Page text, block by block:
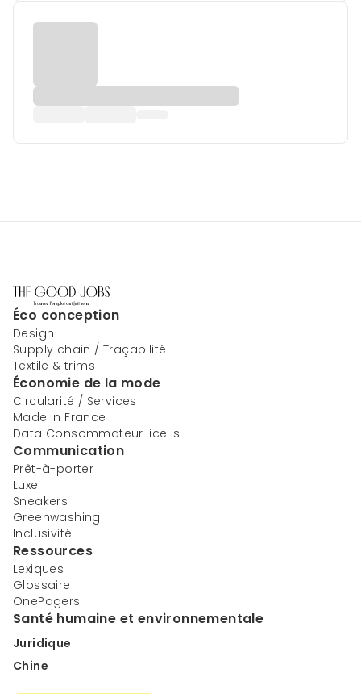
Éco conception
Design
Supply chain / Traçabilité
Textile & trims
Économie de la mode
Circularité / Services
Made in France
Data Consommateur-ice-s
Communication
Prêt-à-porter
Luxe
Sneakers
Greenwashing
Inclusivité
Ressources
Lexiques
Glossaire
OnePagers
Santé humaine et environnementale
Juridique
Chine